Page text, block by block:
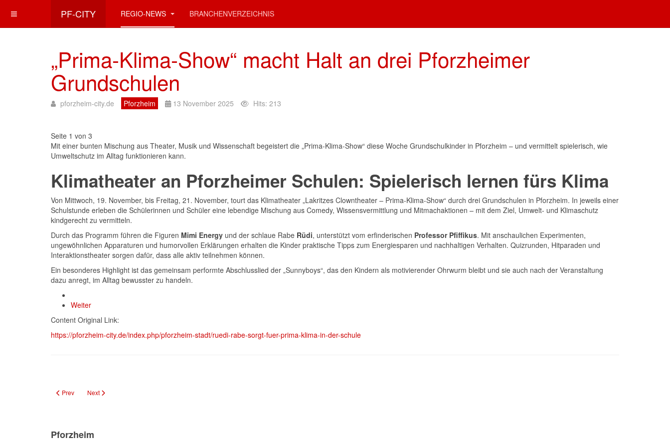
PF-CITY REGIO-NEWS BRANCHENVERZEICHNIS
„Prima-Klima-Show“ macht Halt an drei Pforzheimer
Grundschulen
pforzheim-city.de Pforzheim 13 November 2025 Hits: 213
Seite 1 von 3
Mit einer bunten Mischung aus Theater, Musik und Wissenschaft begeistert die „Prima-Klima-Show“ diese Woche Grundschulkinder in Pforzheim – und vermittelt spielerisch, wie
Umweltschutz im Alltag funktionieren kann.
Klimatheater an Pforzheimer Schulen: Spielerisch lernen fürs Klima
Von Mittwoch, 19. November, bis Freitag, 21. November, tourt das Klimatheater „Lakritzes Clowntheater – Prima-Klima-Show“ durch drei Grundschulen in Pforzheim. In jeweils einer
Schulstunde erleben die Schülerinnen und Schüler eine lebendige Mischung aus Comedy, Wissensvermittlung und Mitmachaktionen – mit dem Ziel, Umwelt- und Klimaschutz
kindgerecht zu vermitteln.
Durch das Programm führen die Figuren Mimi Energy und der schlaue Rabe Rüdi, unterstützt vom erfinderischen Professor Pfiffikus. Mit anschaulichen Experimenten,
ungewöhnlichen Apparaturen und humorvollen Erklärungen erhalten die Kinder praktische Tipps zum Energiesparen und nachhaltigen Verhalten. Quizrunden, Hitparaden und
Interaktionstheater sorgen dafür, dass alle aktiv teilnehmen können.
Ein besonderes Highlight ist das gemeinsam performte Abschlusslied der „Sunnyboys“, das den Kindern als motivierender Ohrwurm bleibt und sie auch nach der Veranstaltung
dazu anregt, im Alltag bewusster zu handeln.
Weiter
Content Original Link:
https://pforzheim-city.de/index.php/pforzheim-stadt/ruedi-rabe-sorgt-fuer-prima-klima-in-der-schule
Previous article: Stadt Pforzheim widerspricht: Kein Deal zum ehemaligen Lidl-Areal
Prev Next article: Pforzheim: Erfolgreiche Rezertifizierung
Next
Pforzheim